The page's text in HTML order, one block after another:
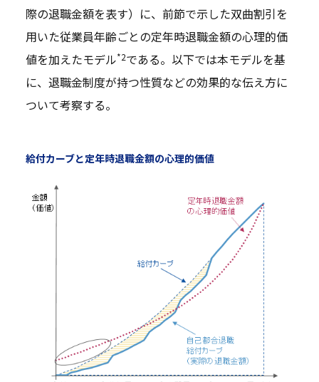
際の退職金額を表す）に、前節で示した双曲割引を
用いた従業員年齢ごとの定年時退職金額の心理的価
値を加えたモデル*2である。以下では本モデルを基
に、退職金制度が持つ性質などの効果的な伝え方に
ついて考察する。
給付カーブと定年時退職金額の心理的価値